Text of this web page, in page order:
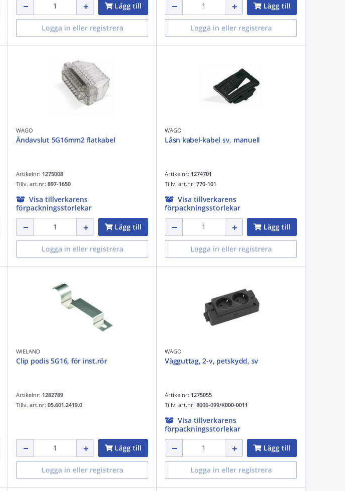
Lägg till
Logga in eller registrera
Lägg till
Logga in eller registrera
WAGO
Ändavslut 5G16mm2 flatkabel
Artikelnr: 1275008
Tillv. art.nr: 897-1650
Visa tillverkarens
förpackningsstorlekar
Lägg till
Logga in eller registrera
WAGO
Låsn kabel-kabel sv, manuell
Artikelnr: 1274701
Tillv. art.nr: 770-101
Visa tillverkarens
förpackningsstorlekar
Lägg till
Logga in eller registrera
WIELAND
Clip podis 5G16, för inst.rör
Artikelnr: 1282789
Tillv. art.nr: 05.601.2419.0
Lägg till
Logga in eller registrera
WAGO
Vägguttag, 2-v, petskydd, sv
Artikelnr: 1275055
Tillv. art.nr: 8006-099/K000-0011
Visa tillverkarens
förpackningsstorlekar
Lägg till
Logga in eller registrera